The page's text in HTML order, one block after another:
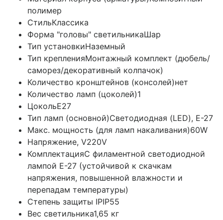
полимер
СтильКлассика
Форма "головы" светильникаШар
Тип установкиНаземный
Тип крепленияМонтажный комплект (дюбель/
саморез/декоративный колпачок)
Количество кронштейнов (консолей)нет
Количество ламп (цоколей)1
ЦокольE27
Тип ламп (основной)Светодиодная (LED), Е-27
Макс. мощность (для ламп накаливания)60W
Напряжение, V220V
КомплектацияС филаментной светодиодной
лампой E-27 (устойчивой к скачкам
напряжения, повышенной влажности и
перепадам температуры)
Степень защиты IPIP55
Вес светильника1,65 кг